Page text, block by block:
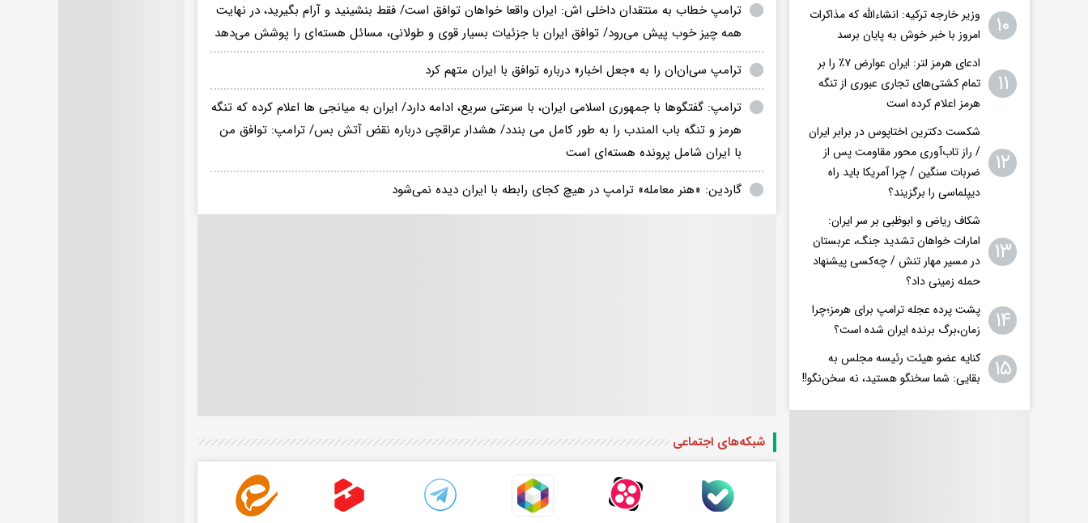
ترامپ خطاب به منتقدان داخلی اش: ایران واقعا خواهان توافق است/ فقط بنشینید و آرام بگیرید، در نهایت
همه چیز خوب پیش می‌رود/ توافق ایران با جزئیات بسیار قوی و طولانی، مسائل هسته‌ای را پوشش می‌دهد
ترامپ سی‌ان‌ان را به «جعل اخبار» درباره توافق با ایران متهم کرد
ترامپ: گفتگوها با جمهوری اسلامی ایران، با سرعتی سریع، ادامه دارد/ ایران به میانجی ها اعلام کرده که تنگه
هرمز و تنگه باب المندب را به طور کامل می بندد/ هشدار عراقچی درباره نقض آتش بس/ ترامپ: توافق من
با ایران شامل پرونده هسته‌ای است
گاردین: «هنر معامله» ترامپ در هیچ کجای رابطه با ایران دیده نمی‌شود
شبکه‌های اجتماعی
۱۰
وزیر خارجه ترکیه: انشاءالله که مذاکرات
امروز با خبر خوش به پایان برسد
۱۱
ادعای هرمز لتر: ایران عوارض ۷٪ را بر
تمام کشتی‌های تجاری عبوری از تنگه
هرمز اعلام کرده است
۱۲
شکست دکترین اختاپوس در برابر ایران
/ راز تاب‌آوری محور مقاومت پس از
ضربات سنگین / چرا آمریکا باید راه
دیپلماسی را برگزیند؟
۱۳
شکاف ریاض و ابوظبی بر سر ایران:
امارات خواهان تشدید جنگ، عربستان
در مسیر مهار تنش / چه‌کسی پیشنهاد
حمله زمینی داد؟
۱۴
پشت پرده عجله ترامپ برای هرمز؛چرا
زمان،برگ برنده ایران شده است؟
۱۵
کنایه عضو هیئت رئیسه مجلس به
بقایی: شما سخنگو هستید، نه سخن‌نگو!!